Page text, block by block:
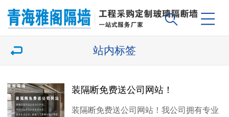
站内标签
装隔断免费送公司网站！
装隔断免费送公司网站！我公司拥有专业